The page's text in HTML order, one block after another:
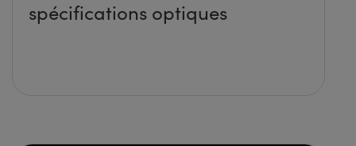
spécifications optiques